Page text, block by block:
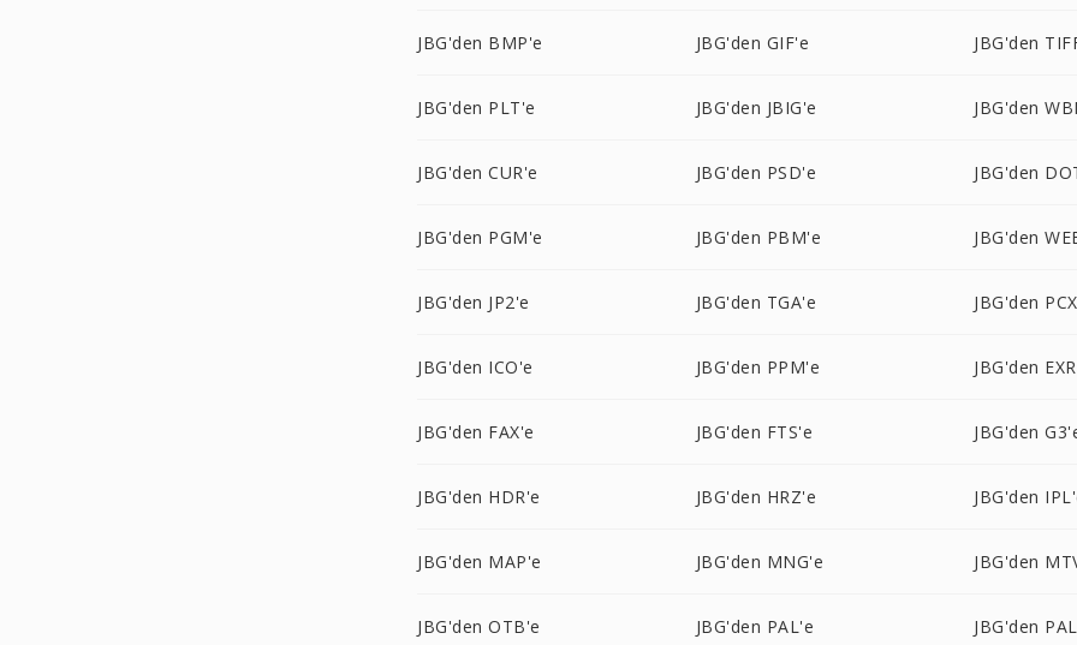
JBG'den BMP'e JBG'den GIF'e JBG'den
JBG'den PLT'e JBG'den JBIG'e JBG'den
JBG'den CUR'e JBG'den PSD'e JBG'den
JBG'den PGM'e JBG'den PBM'e JBG'den
JBG'den JP2'e JBG'den TGA'e JBG'den
JBG'den ICO'e JBG'den PPM'e JBG'den
JBG'den FAX'e JBG'den FTS'e JBG'den
JBG'den HDR'e JBG'den HRZ'e JBG'den
JBG'den MAP'e JBG'den MNG'e JBG'den
JBG'den OTB'e JBG'den PAL'e JBG'den